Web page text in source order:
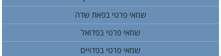
שמאי פרטי בפאת שדה
שמאי פרטי בפדואל
שמאי פרטי בפדויים